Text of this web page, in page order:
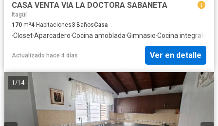
CASA VENTA VIA LA DOCTORA SABANETA
Itagüí
170 m²4 Habitaciones3 BañosCasa
·Closet·Aparcadero·Cocina amoblada·Gimnasio·Cocina integral ·
Actualizado hace 4 días Ver en detalle
1 /14